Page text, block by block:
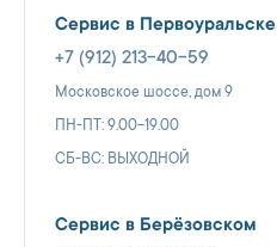
Сервис в Первоуральске
+7 (912) 213-40-59
Московское шоссе, дом 9
ПН-ПТ: 9.00-19.00
СБ-ВС: ВЫХОДНОЙ
Сервис в Берёзовском